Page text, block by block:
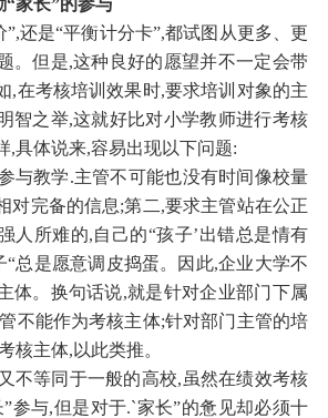
“家长”的参与
”,还是“平衡计分卡”,都试图从更多、更
。但是,这种良好的愿望并不一定会带
,在考核培训效果时,要求培训对象的主
智之举,这就好比对小学教师进行考核
,具体说来,容易出现以下问题:
与教学.主管不可能也没有时间像校量
对完备的信息;第二,要求主管站在公正
人所难的,自己的“孩子’出错总是情有
“总是愿意调皮捣蛋。因此,企业大学不
体。换句话说,就是针对企业部门下属
不能作为考核主体;针对部门主管的培
核主体,以此类推。
不等同于一般的高校,虽然在绩效考核
参与,但是对于.`家长”的惫见却必须十